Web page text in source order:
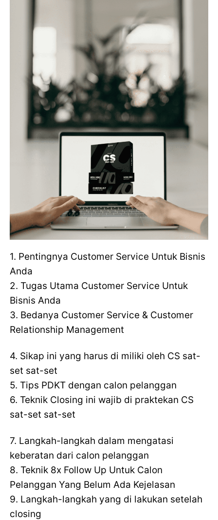
1. Pentingnya Customer Service Untuk Bisnis
Anda
2. Tugas Utama Customer Service Untuk
Bisnis Anda
3. Bedanya Customer Service & Customer
Relationship Management
4. Sikap ini yang harus di miliki oleh CS sat-
set sat-set
5. Tips PDKT dengan calon pelanggan
6. Teknik Closing ini wajib di praktekan CS
sat-set sat-set
7. Langkah-langkah dalam mengatasi
keberatan dari calon pelanggan
8. Teknik 8x Follow Up Untuk Calon
Pelanggan Yang Belum Ada Kejelasan
9. Langkah-langkah yang di lakukan setelah
closing